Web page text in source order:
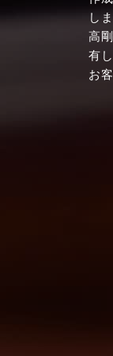
し
高
有
お